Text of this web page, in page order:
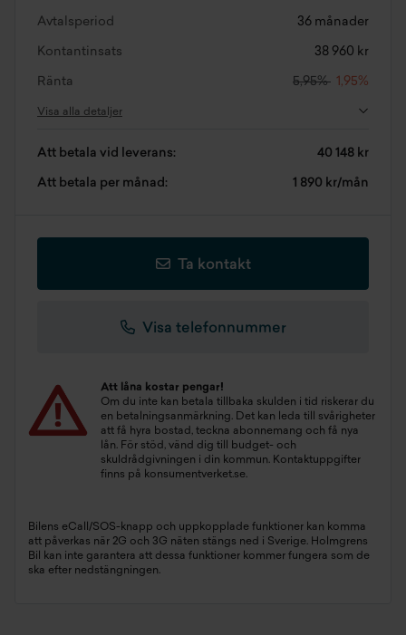
Avtalsperiod 36 månader
Kontantinsats 38 960 kr
Ränta 5,95% 1,95%
Visa alla detaljer
Att betala vid leverans: 40 148 kr
Att betala per månad: 1 890 kr/mån
Ta kontakt
Visa telefonnummer
Att låna kostar pengar!
Om du inte kan betala tillbaka skulden i tid riskerar du
en betalningsanmärkning. Det kan leda till svårigheter
att få hyra bostad, teckna abonnemang och få nya
lån. För stöd, vänd dig till budget- och
skuldrådgivningen i din kommun. Kontaktuppgifter
finns på konsumentverket.se.
Bilens eCall/SOS-knapp och uppkopplade funktioner kan komma
att påverkas när 2G och 3G näten stängs ned i Sverige. Holmgrens
Bil kan inte garantera att dessa funktioner kommer fungera som de
ska efter nedstängningen.